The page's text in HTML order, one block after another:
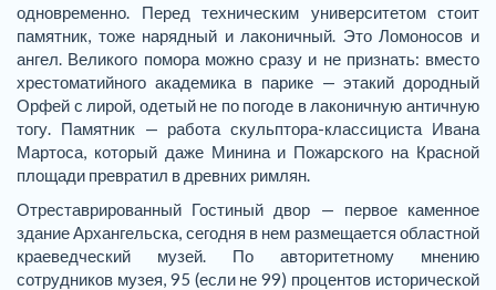
одновременно. Перед техническим университетом стоит
памятник, тоже нарядный и лаконичный. Это Ломоносов и
ангел. Великого помора можно сразу и не признать: вместо
хрестоматийного академика в парике — этакий дородный
Орфей с лирой, одетый не по погоде в лаконичную античную
тогу. Памятник — работа скульптора-классициста Ивана
Мартоса, который даже Минина и Пожарского на Красной
площади превратил в древних римлян.
Отреставрированный Гостиный двор — первое каменное
здание Архангельска, сегодня в нем размещается областной
краеведческий музей. По авторитетному мнению
сотрудников музея, 95 (если не 99) процентов исторической